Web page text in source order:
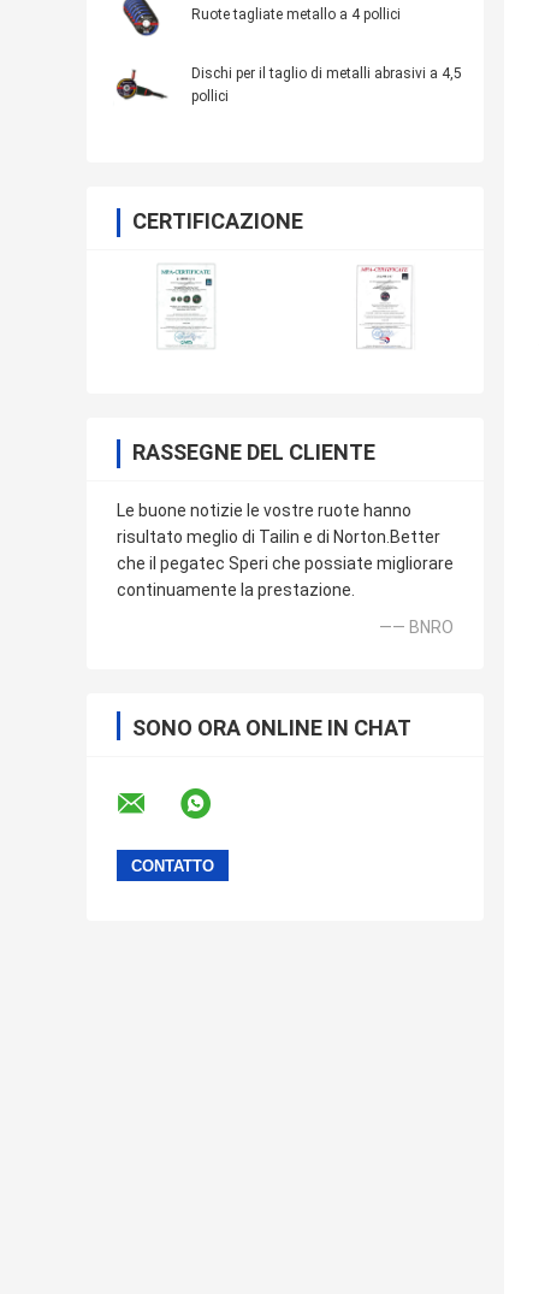
Ruote tagliate metallo a 4 pollici
Dischi per il taglio di metalli abrasivi a 4,5
pollici
CERTIFICAZIONE
RASSEGNE DEL CLIENTE
Le buone notizie le vostre ruote hanno
risultato meglio di Tailin e di Norton.Better
che il pegatec Speri che possiate migliorare
continuamente la prestazione.
—— BNRO
SONO ORA ONLINE IN CHAT